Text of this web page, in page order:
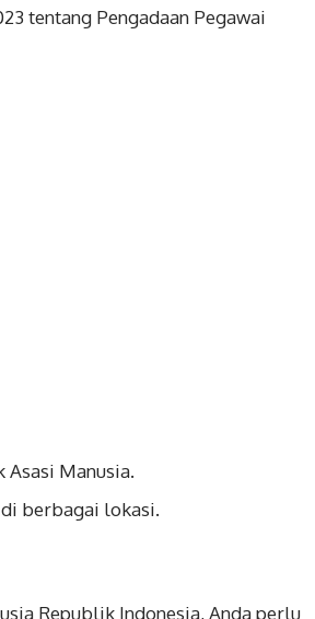
tentang Pengadaan Pegawai
Asasi Manusia.
berbagai lokasi.
Republik Indonesia, Anda perlu